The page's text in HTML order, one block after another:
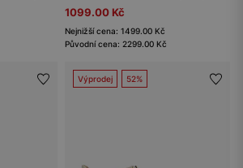
1099.00 Kč
Nejnižší cena: 1499.00 Kč
Původní cena: 2299.00 Kč
Výprodej 52%